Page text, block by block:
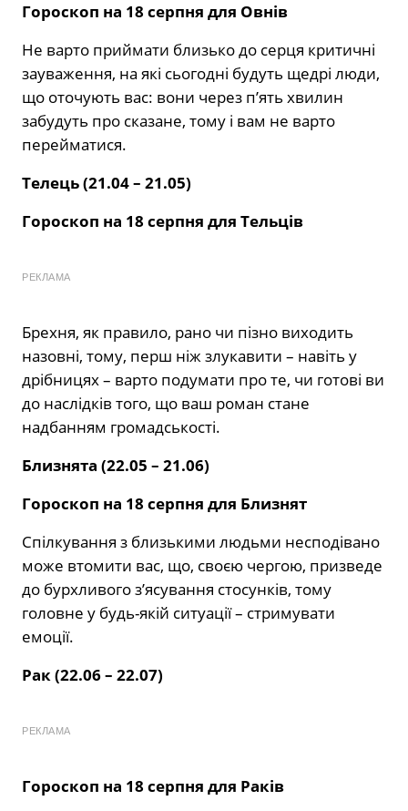
Гороскоп на 18 серпня для Овнів
Не варто приймати близько до серця критичні
зауваження, на які сьогодні будуть щедрі люди,
що оточують вас: вони через п’ять хвилин
забудуть про сказане, тому і вам не варто
перейматися.
Телець (21.04 – 21.05)
Гороскоп на 18 серпня для Тельців
РЕКЛАМА
Брехня, як правило, рано чи пізно виходить
назовні, тому, перш ніж злукавити – навіть у
дрібницях – варто подумати про те, чи готові ви
до наслідків того, що ваш роман стане
надбанням громадськості.
Близнята (22.05 – 21.06)
Гороскоп на 18 серпня для Близнят
Спілкування з близькими людьми несподівано
може втомити вас, що, своєю чергою, призведе
до бурхливого з’ясування стосунків, тому
головне у будь-якій ситуації – стримувати
емоції.
Рак (22.06 – 22.07)
РЕКЛАМА
Гороскоп на 18 серпня для Раків